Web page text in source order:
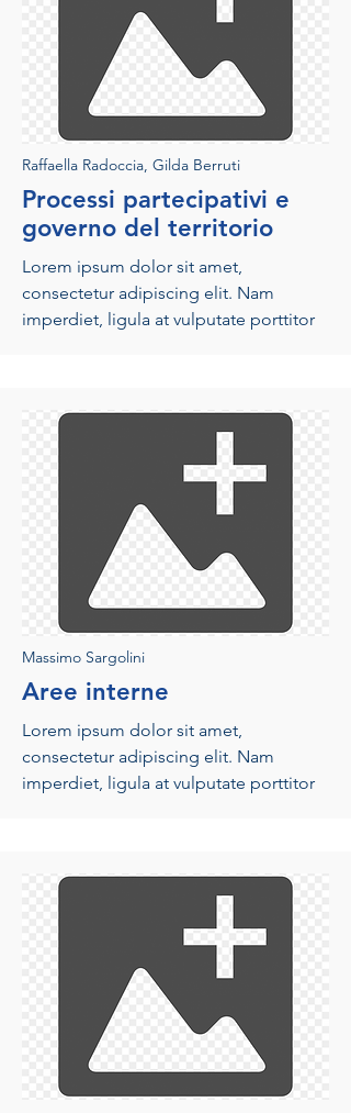
Raffaella Radoccia, Gilda Berruti
Processi partecipativi e
governo del territorio
Lorem ipsum dolor sit amet,
consectetur adipiscing elit. Nam
imperdiet, ligula at vulputate porttitor
Massimo Sargolini
Aree interne
Lorem ipsum dolor sit amet,
consectetur adipiscing elit. Nam
imperdiet, ligula at vulputate porttitor